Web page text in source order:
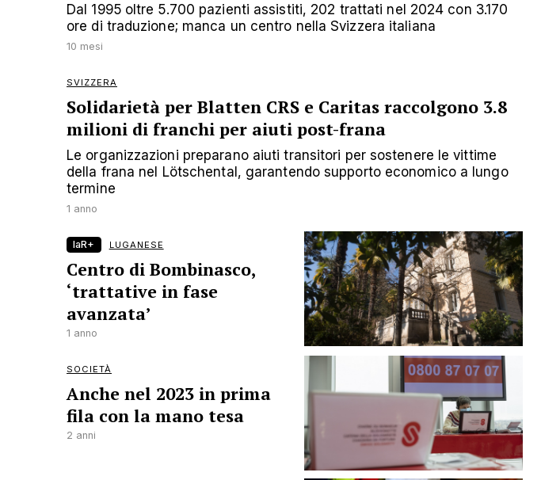
Dal 1995 oltre 5.700 pazienti assistiti, 202 trattati nel 2024 con 3.170
ore di traduzione; manca un centro nella Svizzera italiana
10 mesi
SVIZZERA
Solidarietà per Blatten CRS e Caritas raccolgono 3.8
milioni di franchi per aiuti post-frana
Le organizzazioni preparano aiuti transitori per sostenere le vittime
della frana nel Lötschental, garantendo supporto economico a lungo
termine
1 anno
laR+ LUGANESE
Centro di Bombinasco,
‘trattative in fase
avanzata’
1 anno
SOCIETÀ
Anche nel 2023 in prima
fila con la mano tesa
2 anni